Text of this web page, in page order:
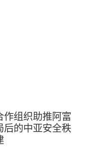
作组织助推阿富
后的中亚安全秩